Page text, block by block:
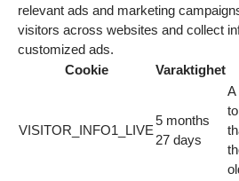
relevant ads and marketing
visitors across websites and collect
customized ads.
Cookie
Varaktighet
VISITOR_INFO1_LIVE
5 months
27 days
A